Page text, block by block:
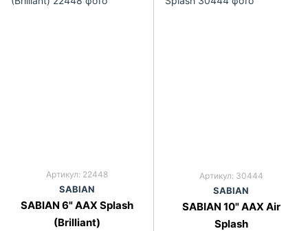
Артикул: 22448
SABIAN
SABIAN 6" AAX Splash
(Brilliant)
Артикул: 30444
SABIAN
SABIAN 10" AAX Air
Splash